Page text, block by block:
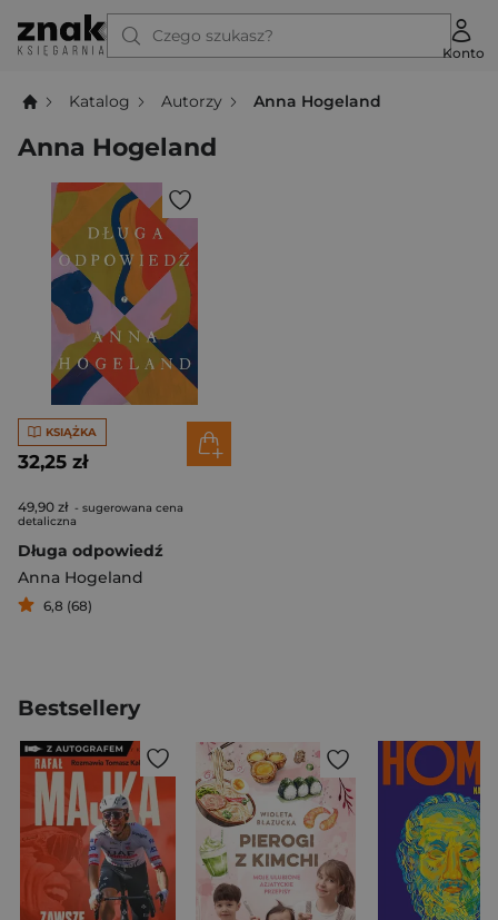
Czego szukasz?
Konto
Katalog Autorzy Anna Hogeland
Anna Hogeland
KSIĄŻKA
32,25 zł
49,90 zł - sugerowana cena
detaliczna
Długa odpowiedź
Anna Hogeland
6,8 (68)
Bestsellery